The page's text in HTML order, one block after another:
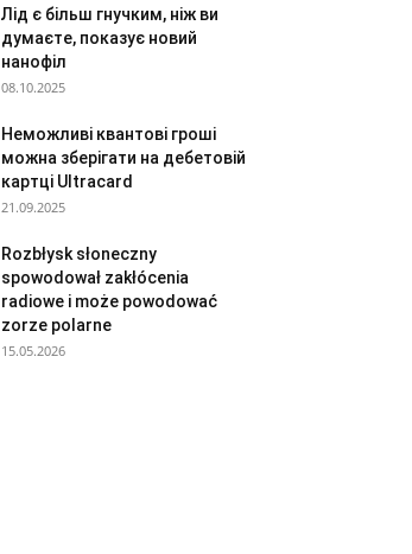
Лід є більш гнучким, ніж ви
думаєте, показує новий
нанофіл
08.10.2025
Неможливі квантові гроші
можна зберігати на дебетовій
картці Ultracard
21.09.2025
Rozbłysk słoneczny
spowodował zakłócenia
radiowe i może powodować
zorze polarne
15.05.2026